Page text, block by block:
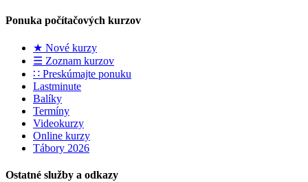
Ponuka počítačových kurzov
★ Nové kurzy
☰ Zoznam kurzov
∷ Preskúmajte ponuku
Lastminute
Balíky
Termíny
Videokurzy
Online kurzy
Tábory 2026
Ostatné služby a odkazy